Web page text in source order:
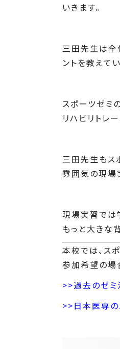
いきます。
三田先生は全
ントを教えて
スポーツゼミ
リハビリトレ
三田先生もス
雰囲気の現場
現場実習では
もっと大きな
本校では、ス
参加希望の場
>>過去のゼミ
>>日本医専の